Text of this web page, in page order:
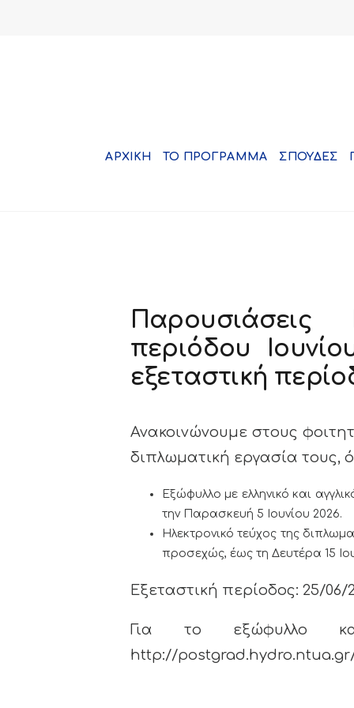
ΑΡΧΙΚΗ ΤΟ ΠΡΟΓΡΑΜΜΑ ΣΠΟΥΔΕΣ
Παρουσιάσεις
περιόδου
εξεταστική
Ανακοινώνουμε στους
διπλωματική εργασία τους,
Εξώφυλλο με ελληνικό και
την Παρασκευή 5 Ιουνίου 2026.
Ηλεκτρονικό τεύχος της
προσεχώς, έως τη Δευτέρα 15
Εξεταστική περίοδος: 25/06/
Για το εξώφυλλο
http://